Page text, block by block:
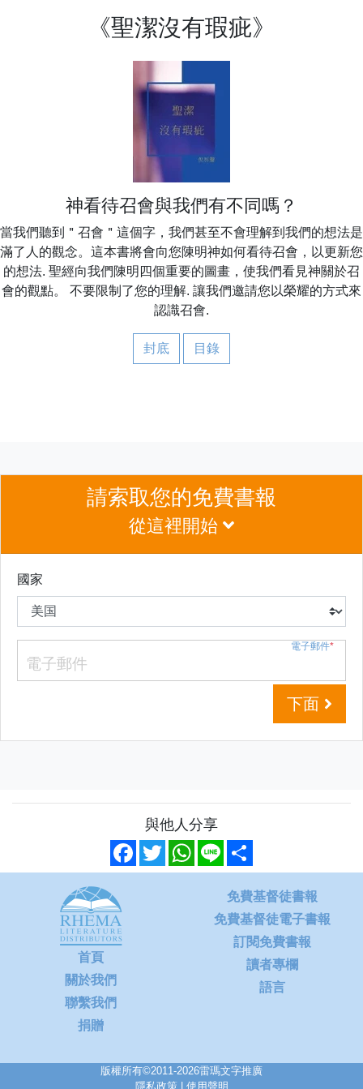
《聖潔沒有瑕疵》
神看待召會與我們有不同嗎？
當我們聽到＂召會＂這個字，我們甚至不會理解到我們的想法是
滿了人的觀念。這本書將會向您陳明神如何看待召會，以更新您
的想法. 聖經向我們陳明四個重要的圖畫，使我們看見神關於召
會的觀點。 不要限制了您的理解. 讓我們邀請您以榮耀的方式來
認識召會.
封底 目錄
請索取您的免費書報
從這裡開始
國家
電子郵件*
下面
與他人分享
Facebook
TwitterWhatsApp
Line
首頁
關於我們
聯繫我們
捐贈
免費基督徒書報
免費基督徒電子書報
訂閱免費書報
讀者專欄
語言
版權所有©2011-2026雷瑪文字推廣
隱私政策| 使用聲明